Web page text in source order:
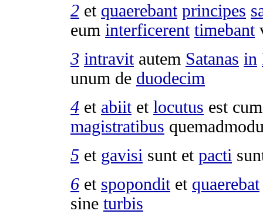
2 et quaerebant principes
eum interficerent timebant
3 intravitautem Satanas in
unum de duodecim
4 et abiitet locutus est
magistratibus
5 et gavisi sunt et pacti
6 et spoponditet quaerebat
sine turbis